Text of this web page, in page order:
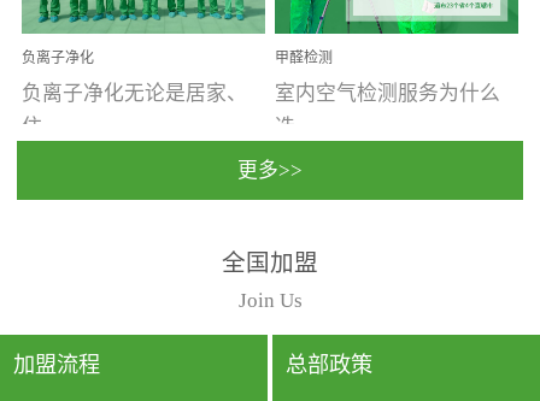
大量霉菌的...
些都是汽...
负离子净化
负离子净化无论是居家、
住...
动，人类长时间停留的室
内空间都有整体消毒的需
要。因为空间内人流携带
的、空气...
甲醛检测
室内空气检测服务为什么
选...
行国家规定的标准检测方
法，空气采样量准确，检
测结果可靠，远胜于其他
检测...
更多>>
全国加盟
Join Us
加盟流程 总部政策